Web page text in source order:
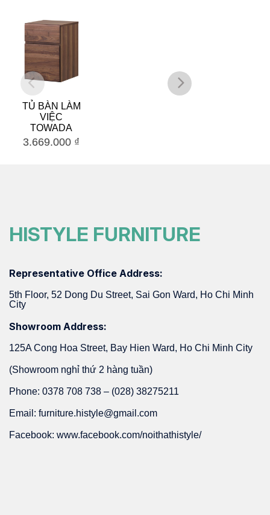
TỦ BÀN LÀM
VIỆC
TOWADA
3.669.000 ₫
HISTYLE FURNITURE
Representative Office Address:
5th Floor, 52 Dong Du Street, Sai Gon Ward, Ho Chi Minh
City
Showroom Address:
125A Cong Hoa Street, Bay Hien Ward, Ho Chi Minh City
(Showroom nghỉ thứ 2 hàng tuần)
Phone: 0378 708 738 – (028) 38275211
Email: furniture.histyle@gmail.com
Facebook: www.facebook.com/noithathistyle/